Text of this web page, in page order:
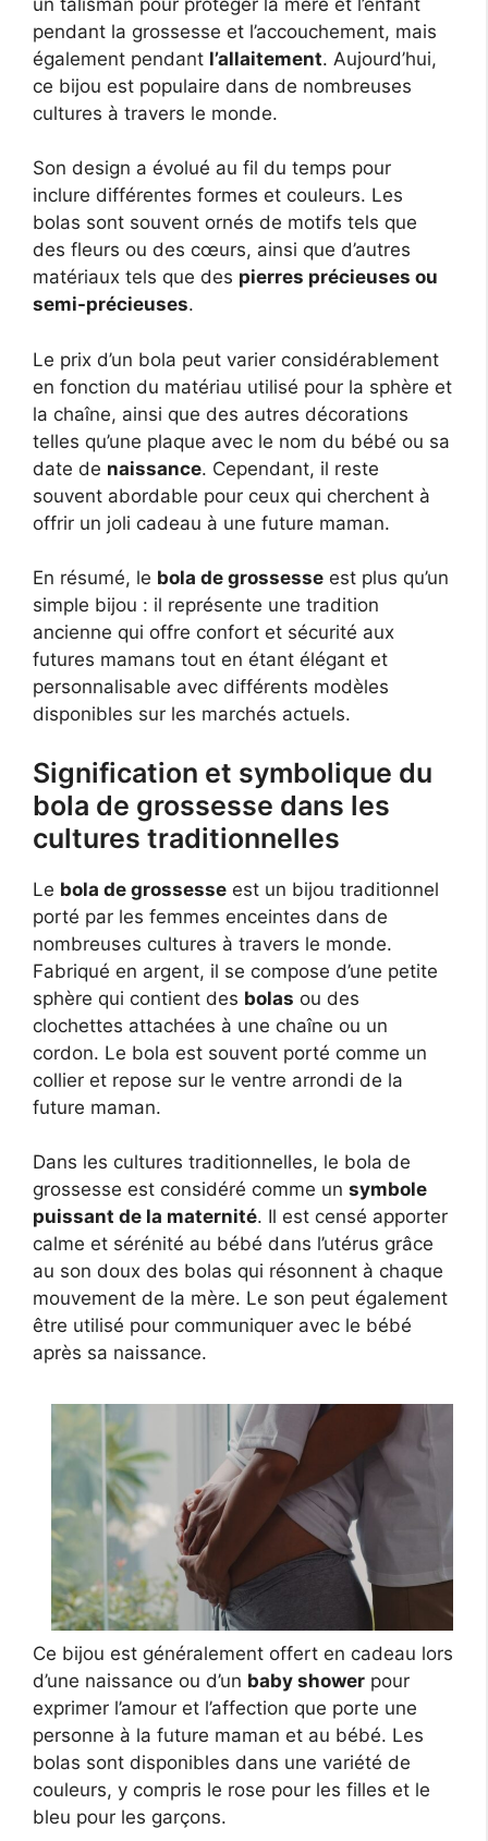
pendant la grossesse et l’accouchement, mais
également pendant l’allaitement. Aujourd’hui,
ce bijou est populaire dans de nombreuses
cultures à travers le monde.
Son design a évolué au fil du temps pour
inclure différentes formes et couleurs. Les
bolas sont souvent ornés de motifs tels que
des fleurs ou des cœurs, ainsi que d’autres
matériaux tels que des pierres précieuses ou
semi-précieuses.
Le prix d’un bola peut varier considérablement
en fonction du matériau utilisé pour la sphère et
la chaîne, ainsi que des autres décorations
telles qu’une plaque avec le nom du bébé ou sa
date de naissance. Cependant, il reste
souvent abordable pour ceux qui cherchent à
offrir un joli cadeau à une future maman.
En résumé, le bola de grossesse est plus qu’un
simple bijou : il représente une tradition
ancienne qui offre confort et sécurité aux
futures mamans tout en étant élégant et
personnalisable avec différents modèles
disponibles sur les marchés actuels.
Signification et symbolique du
bola de grossesse dans les
cultures traditionnelles
Le bola de grossesse est un bijou traditionnel
porté par les femmes enceintes dans de
nombreuses cultures à travers le monde.
Fabriqué en argent, il se compose d’une petite
sphère qui contient des bolas ou des
clochettes attachées à une chaîne ou un
cordon. Le bola est souvent porté comme un
collier et repose sur le ventre arrondi de la
future maman.
Dans les cultures traditionnelles, le bola de
grossesse est considéré comme un symbole
puissant de la maternité. Il est censé apporter
calme et sérénité au bébé dans l’utérus grâce
au son doux des bolas qui résonnent à chaque
mouvement de la mère. Le son peut également
être utilisé pour communiquer avec le bébé
après sa naissance.
Ce bijou est généralement offert en cadeau lors
d’une naissance ou d’un baby shower pour
exprimer l’amour et l’affection que porte une
personne à la future maman et au bébé. Les
bolas sont disponibles dans une variété de
couleurs, y compris le rose pour les filles et le
bleu pour les garçons.